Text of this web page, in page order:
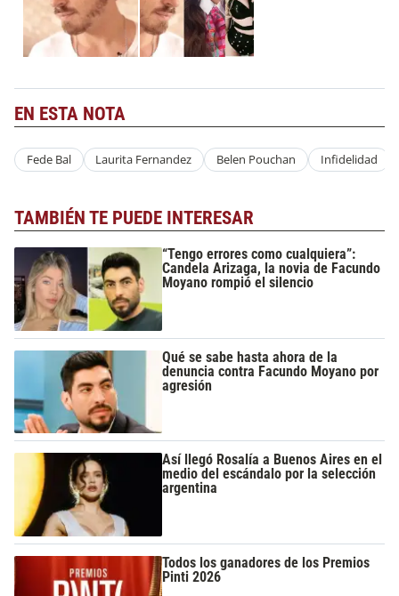
EN ESTA NOTA
Fede Bal Laurita Fernandez Belen Pouchan Infidelidad
TAMBIÉN TE PUEDE INTERESAR
“Tengo errores como cualquiera”:
Candela Arizaga, la novia de Facundo
Moyano rompió el silencio
Qué se sabe hasta ahora de la
denuncia contra Facundo Moyano por
agresión
Así llegó Rosalía a Buenos Aires en el
medio del escándalo por la selección
argentina
Todos los ganadores de los Premios
Pinti 2026